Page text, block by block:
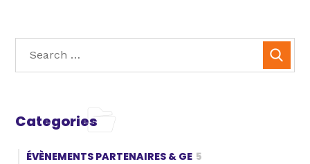
Categories
ÉVÈNEMENTS PARTENAIRES & GE 5